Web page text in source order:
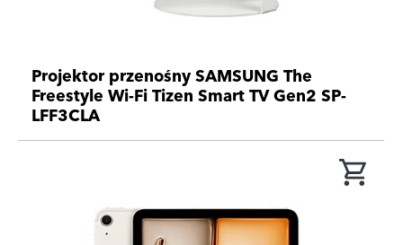
Projektor przenośny SAMSUNG The
Freestyle Wi-Fi Tizen Smart TV Gen2 SP-
LFF3CLA